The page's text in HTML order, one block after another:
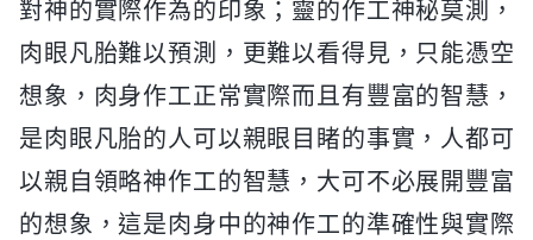
對神的實際作為的印象；靈的作工神秘莫測，
肉眼凡胎難以預測，更難以看得見，只能憑空
想象，肉身作工正常實際而且有豐富的智慧，
是肉眼凡胎的人可以親眼目睹的事實，人都可
以親自領略神作工的智慧，大可不必展開豐富
的想象，這是肉身中的神作工的準確性與實際